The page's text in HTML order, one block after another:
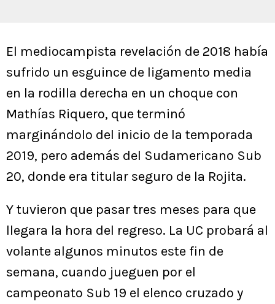
El mediocampista revelación de 2018 había
sufrido un esguince de ligamento media
en la rodilla derecha en un choque con
Mathías Riquero, que terminó
marginándolo del inicio de la temporada
2019, pero además del Sudamericano Sub
20, donde era titular seguro de la Rojita.
Y tuvieron que pasar tres meses para que
llegara la hora del regreso. La UC probará al
volante algunos minutos este fin de
semana, cuando jueguen por el
campeonato Sub 19 el elenco cruzado y